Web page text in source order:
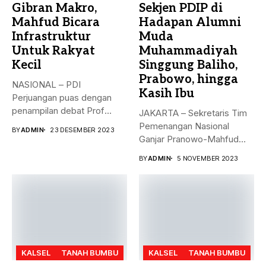
Gibran Makro,
Mahfud Bicara
Infrastruktur
Untuk Rakyat
Kecil
NASIONAL – PDI
Perjuangan puas dengan
penampilan debat Prof
BYADMIN 23 DESEMBER 2023
Sekjen PDIP di
Hadapan Alumni
Muda
Muhammadiyah
Singgung Baliho,
Prabowo, hingga
Kasih Ibu
JAKARTA – Sekretaris Tim
Pemenangan Nasional
Ganjar Pranowo-Mahfud
BYADMIN 5 NOVEMBER 2023
KALSEL TANAH BUMBU KALSEL TANAH BUMBU